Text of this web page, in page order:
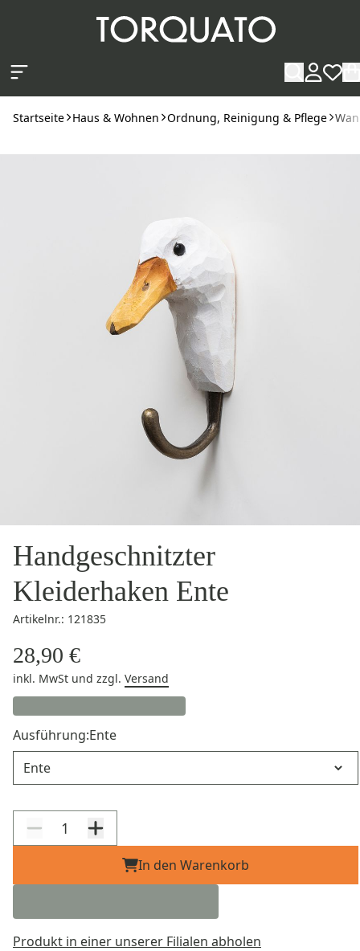
Startseite Haus & Wohnen Ordnung, Reinigung & Pflege
Handgeschnitzter
Kleiderhaken Ente
Artikelnr.: 121835
28,90 €
inkl. MwSt und zzgl. Versand
Ausführung:Ente
In den Warenkorb
Produkt in einer unserer Filialen abholen